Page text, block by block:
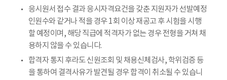
응시원서 접수 결과 응시자격요건을 갖춘 지원자가 선발예정
인원수와 같거나 적을 경우 1회 이상 재공고 후 시험을 시행
할 예정이며, 해당 직급에 적격자가 없는 경우 전형을 거쳐 채
용하지 않을 수 있습니다.
합격자 통지 후라도 신원조회 및 채용신체검사, 학위검증 등
을 통하여 결격사유가 발견될 경우 합격이 취소될 수 있습니